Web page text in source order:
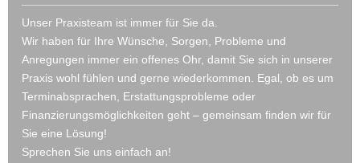
Unser Praxisteam ist immer für Sie da.
Wir haben für Ihre Wünsche, Sorgen, Probleme und
Anregungen immer ein offenes Ohr, damit Sie sich in unserer
Praxis wohl fühlen und gerne wiederkommen. Egal, ob es um
Terminabsprachen, Erstattungsprobleme oder
Finanzierungsmöglichkeiten geht – gemeinsam finden wir für
Sie eine Lösung!
Sprechen Sie uns einfach an!